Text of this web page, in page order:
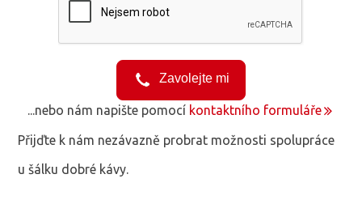
...nebo nám napište pomocí kontaktního formuláře
Přijďte k nám nezávazně probrat možnosti spolupráce
u šálku dobré kávy.